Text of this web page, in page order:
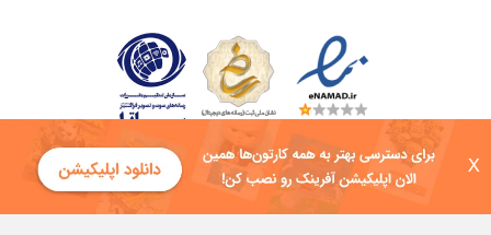
X
کلیه حقوق این سایت به شرکت توسعه فناوی هفت آسمان توکان تعلق دارد و